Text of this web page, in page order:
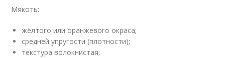
Мякоть:
жёлтого или оранжевого окраса;
средней упругости (плотности);
текстура волокнистая;